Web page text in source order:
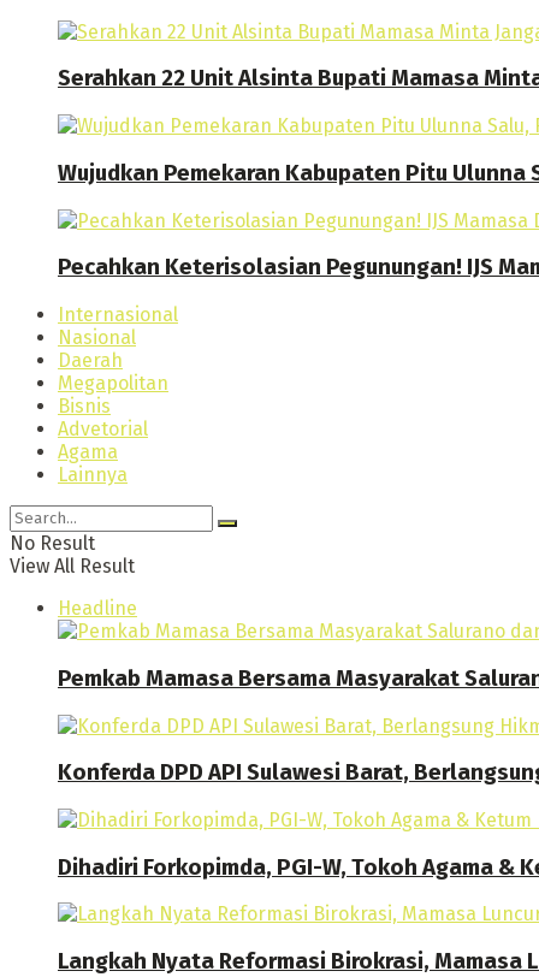
Serahkan 22 Unit Alsinta Bupati Mamasa
Wujudkan Pemekaran Kabupaten Pitu
Pecahkan Keterisolasian Pegunungan! IJS
Internasional
Nasional
Daerah
Megapolitan
Bisnis
Advetorial
Agama
Lainnya
No Result
View All Result
Headline
Pemkab Mamasa Bersama Masyarakat
Konferda DPD API Sulawesi Barat,
Dihadiri Forkopimda, PGI-W, Tokoh Agama &
Langkah Nyata Reformasi Birokrasi, Mamasa